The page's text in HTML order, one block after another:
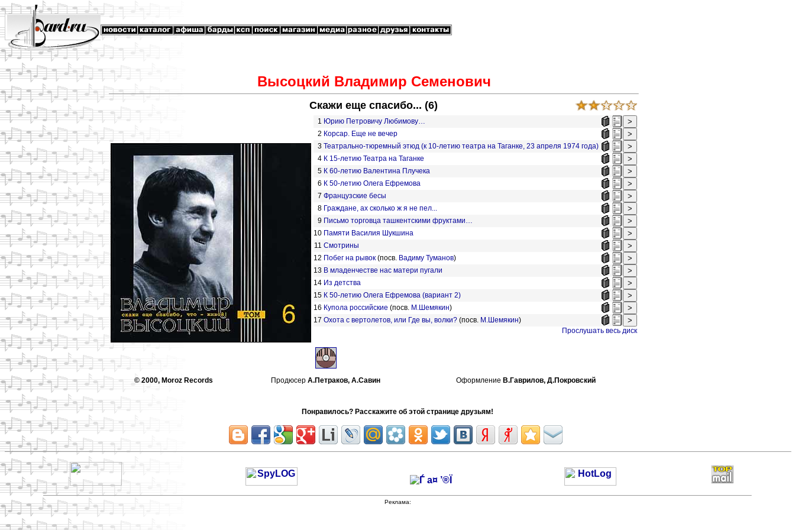
Высоцкий Владимир Семенович
Скажи еще спасибо... (6)
1 Юрию Петровичу Любимову…
2 Корсар. Еще не вечер
3 Театрально-тюремный этюд (к 10-летию театра на Таганке, 23 апреля 1974 года)
4 К 15-летию Театра на Таганке
5 К 60-летию Валентина Плучека
6 К 50-летию Олега Ефремова
7 Французские бесы
8 Граждане, ах сколько ж я не пел...
9 Письмо торговца ташкентскими фруктами…
10 Памяти Василия Шукшина
11 Смотрины
12 Побег на рывок (посв. Вадиму Туманов)
13 В младенчестве нас матери пугали
14 Из детства
15 К 50-летию Олега Ефремова (вариант 2)
16 Купола российские (посв. М.Шемякин)
17 Охота с вертолетов, или Где вы, волки? (посв. М.Шемякин)
Прослушать весь диск
© 2000, Moroz Records Продюсер А.Петраков, А.Савин Оформление В.Гаврилов, Д.Покровский
Понравилось? Расскажите об этой странице друзьям!
Реклама: